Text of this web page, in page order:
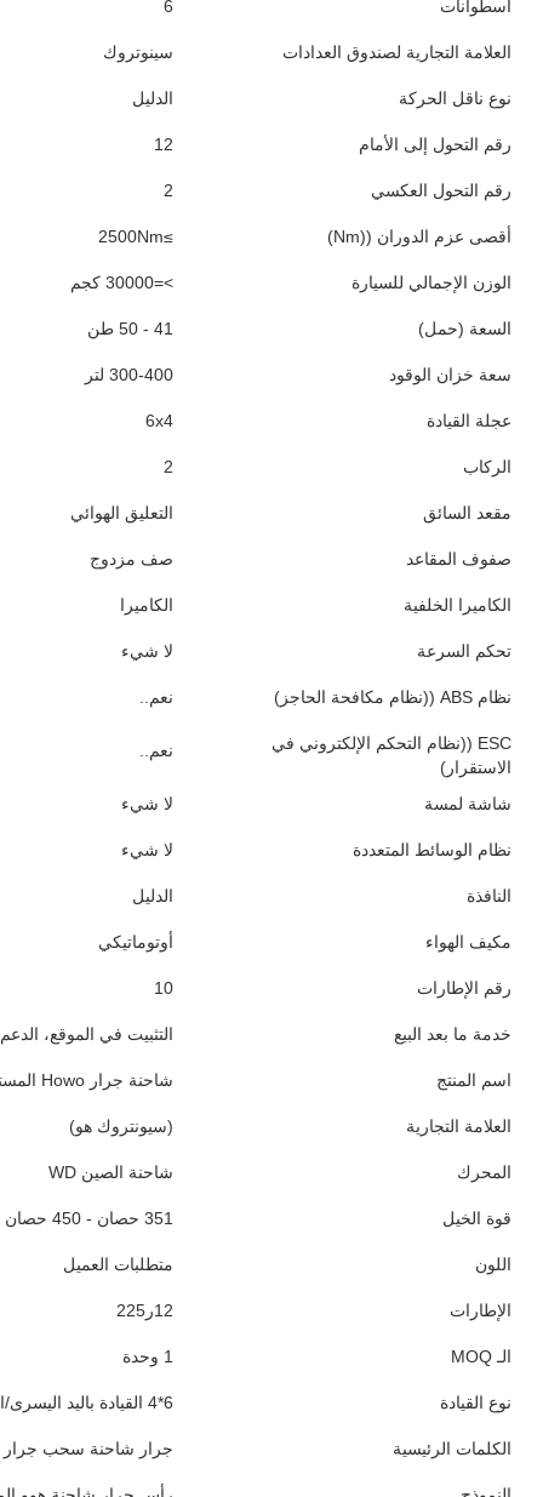
أسطوانات 6
العلامة التجارية لصندوق العدادات سينوتروك
نوع ناقل الحركة الدليل
رقم التحول إلى الأمام 12
رقم التحول العكسي 2
أقصى عزم الدوران ((Nm) ≥2500Nm
الوزن الإجمالي للسيارة >=30000 كجم
السعة (حمل) 41 - 50 طن
سعة خزان الوقود 300-400 لتر
عجلة القيادة 6x4
الركاب 2
مقعد السائق التعليق الهوائي
صفوف المقاعد صف مزدوج
الكاميرا الخلفية الكاميرا
تحكم السرعة لا شيء
نظام ABS ((نظام مكافحة الحاجز) نعم..
ESC ((نظام التحكم الإلكتروني في
الاستقرار)
نعم..
شاشة لمسة لا شيء
نظام الوسائط المتعددة لا شيء
النافذة الدليل
مكيف الهواء أوتوماتيكي
رقم الإطارات 10
خدمة ما بعد البيع التثبيت في الموقع،
اسم المنتج شاحنة جرار Howo المستعملة
العلامة التجارية (سيونتروك هو)
المحرك شاحنة الصين WD
قوة الخيل 351 حصان - 450 حصان
اللون متطلبات العميل
الإطارات 12ر225
الـ MOQ 1 وحدة
نوع القيادة 6*4 القيادة باليد اليسرى/اليمينية
الكلمات الرئيسية جرار شاحنة سحب